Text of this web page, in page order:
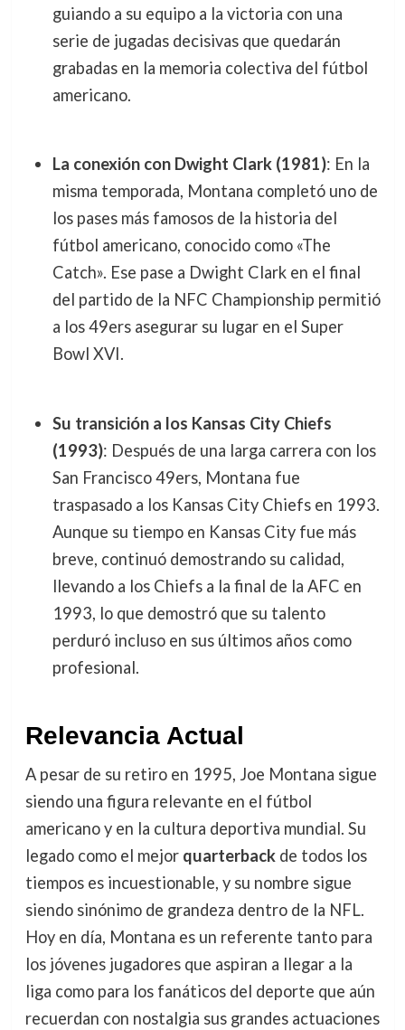
guiando a su equipo a la victoria con una
serie de jugadas decisivas que quedarán
grabadas en la memoria colectiva del fútbol
americano.
La conexión con Dwight Clark (1981): En la
misma temporada, Montana completó uno de
los pases más famosos de la historia del
fútbol americano, conocido como «The
Catch». Ese pase a Dwight Clark en el final
del partido de la NFC Championship permitió
a los 49ers asegurar su lugar en el Super
Bowl XVI.
Su transición a los Kansas City Chiefs
(1993): Después de una larga carrera con los
San Francisco 49ers, Montana fue
traspasado a los Kansas City Chiefs en 1993.
Aunque su tiempo en Kansas City fue más
breve, continuó demostrando su calidad,
llevando a los Chiefs a la final de la AFC en
1993, lo que demostró que su talento
perduró incluso en sus últimos años como
profesional.
Relevancia Actual
A pesar de su retiro en 1995, Joe Montana sigue
siendo una figura relevante en el fútbol
americano y en la cultura deportiva mundial. Su
legado como el mejor quarterbackde todos los
tiempos es incuestionable, y su nombre sigue
siendo sinónimo de grandeza dentro de la NFL.
Hoy en día, Montana es un referente tanto para
los jóvenes jugadores que aspiran a llegar a la
liga como para los fanáticos del deporte que aún
recuerdan con nostalgia sus grandes actuaciones